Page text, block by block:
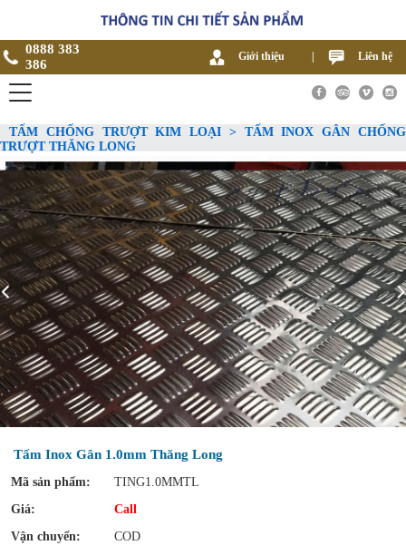
0888 383
386
Giới thiệu Liên hệ
TẤM CHỐNG TRƯỢT KIM LOẠI > TẤM INOX GÂN CHỐNG
TRƯỢT THĂNG LONG
Tấm Inox Gân 1.0mm Thăng Long
Mã sản phẩm:
TING1.0MMTL
Giá:
Call
Vận chuyển:
COD